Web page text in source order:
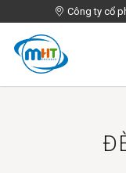
Công ty cổ